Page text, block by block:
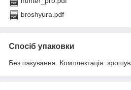
broshyura.pdf
Спосіб упаковки
Без пакування. Комплектація: